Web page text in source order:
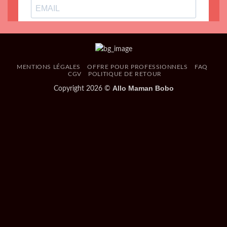
MENTIONS LÉGALES OFFRE POUR PROFESSIONNELS
FAQ
CGV
POLITIQUE DE RETOUR
Copyright 2026 © Allo Maman Bobo